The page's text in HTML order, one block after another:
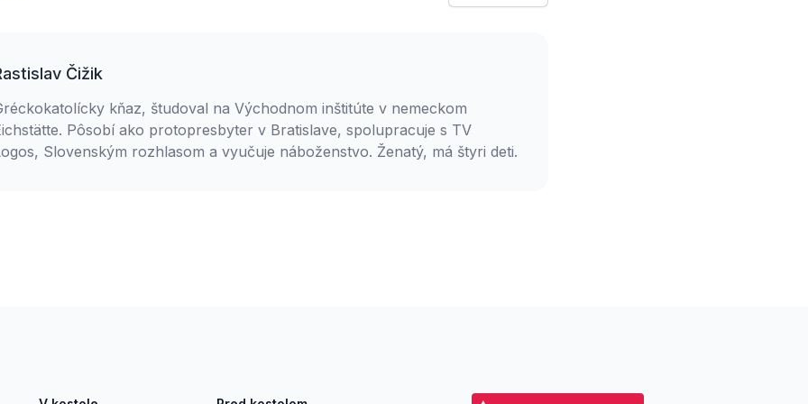
Čižik
kňaz, študoval na Východnom inštitúte v nemeckom
Pôsobí ako protopresbyter v Bratislave, spolupracuje s TV
Slovenským rozhlasom a vyučuje náboženstvo. Ženatý, má štyri deti.